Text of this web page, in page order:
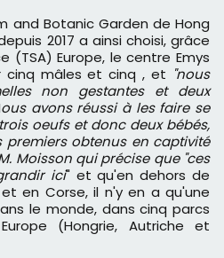
and Botanic Garden de Hong
2017 a ainsi choisi, grâce
(TSA) Europe, le centre Emys
cinq mâles et cinq , et "nous
non gestantes et deux
ous avons réussi à les faire se
oeufs et donc deux bébés,
premiers obtenus en captivité
Moisson qui précise que "ces
ici" et qu'en dehors de
en Corse, il n'y en a qu'une
le monde, dans cinq parcs
(Hongrie, Autriche et